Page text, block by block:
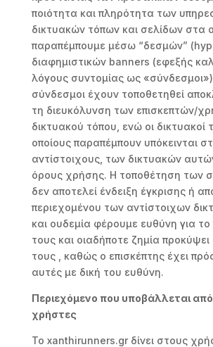
ποιότητα και πληρότητα των
δικτυακών τόπων και σελίδων στα
παραπέμπουμε μέσω “δεσμών”
διαφημιστικών banners (εφεξής
λόγους συντομίας ως
σύνδεσμοι έχουν τοποθετηθεί
τη διευκόλυνση των επισκεπτών/
δικτυακού τόπου, ενώ οι δικτυακοί
οποίους παραπέμπουν υπόκεινται
αντίστοιχους, των δικτυακών
όρους χρήσης. Η τοποθέτηση των
δεν αποτελεί ένδειξη έγκρισης ή
περιεχομένου των αντίστοιχων
και ουδεμία φέρουμε ευθύνη για το
τους και οιαδήποτε ζημία
τους , καθώς ο επισκέπτης έχει
αυτές με δική του ευθύνη.
Περιεχόμενο που υποβάλλεται
χρήστες
To xanthirunners.gr δίνει στους